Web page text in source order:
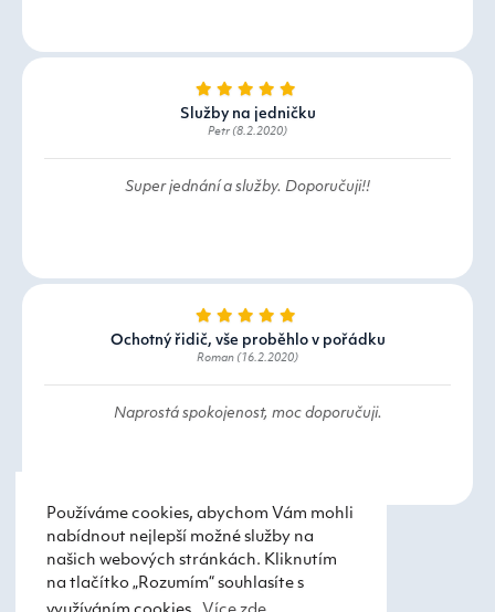
Používáme cookies, abychom Vám mohli
nabídnout nejlepší možné služby na
našich webových stránkách. Kliknutím
na tlačítko „Rozumím“ souhlasíte s
Služby na jedničku
Petr (8.2.2020)
Super jednání a služby. Doporučuji!!
Ochotný řidič, vše proběhlo v pořádku
Roman (16.2.2020)
Naprostá spokojenost, moc doporučuji.